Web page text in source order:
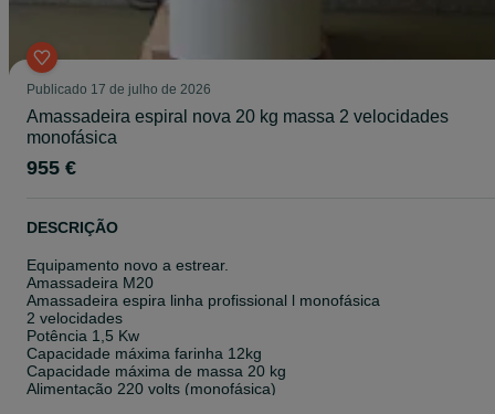
Publicado 17 de julho de 2026
Amassadeira espiral nova 20 kg massa 2 velocidades
monofásica
955 €
DESCRIÇÃO
Equipamento novo a estrear.
Amassadeira M20
Amassadeira espira linha profissional l monofásica
2 velocidades
Potência 1,5 Kw
Capacidade máxima farinha 12kg
Capacidade máxima de massa 20 kg
Alimentação 220 volts (monofásica)